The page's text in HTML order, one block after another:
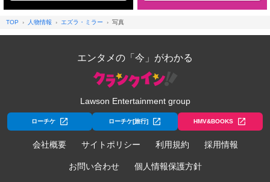
TOP 人物情報 エズラ・ミラー 写真
エンタメの「今」がわかる
Lawson Entertainment group
ローチケ ローチケ[旅行] HMV&BOOKS
会社概要 サイトポリシー 利用規約 採用情報
お問い合わせ 個人情報保護方針